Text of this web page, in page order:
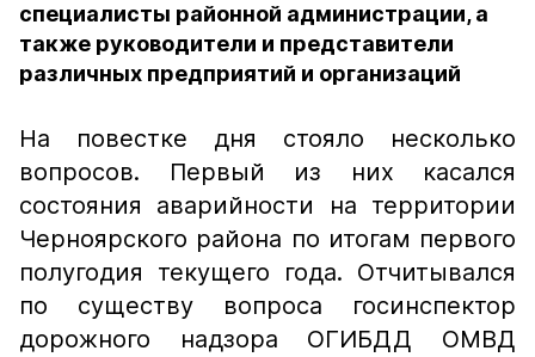
специалисты районной администрации, а
также руководители и представители
различных предприятий и организаций
На повестке дня стояло несколько
вопросов. Первый из них касался
состояния аварийности на территории
Черноярского района по итогам первого
полугодия текущего года. Отчитывался
по существу вопроса госинспектор
дорожного надзора ОГИБДД ОМВД